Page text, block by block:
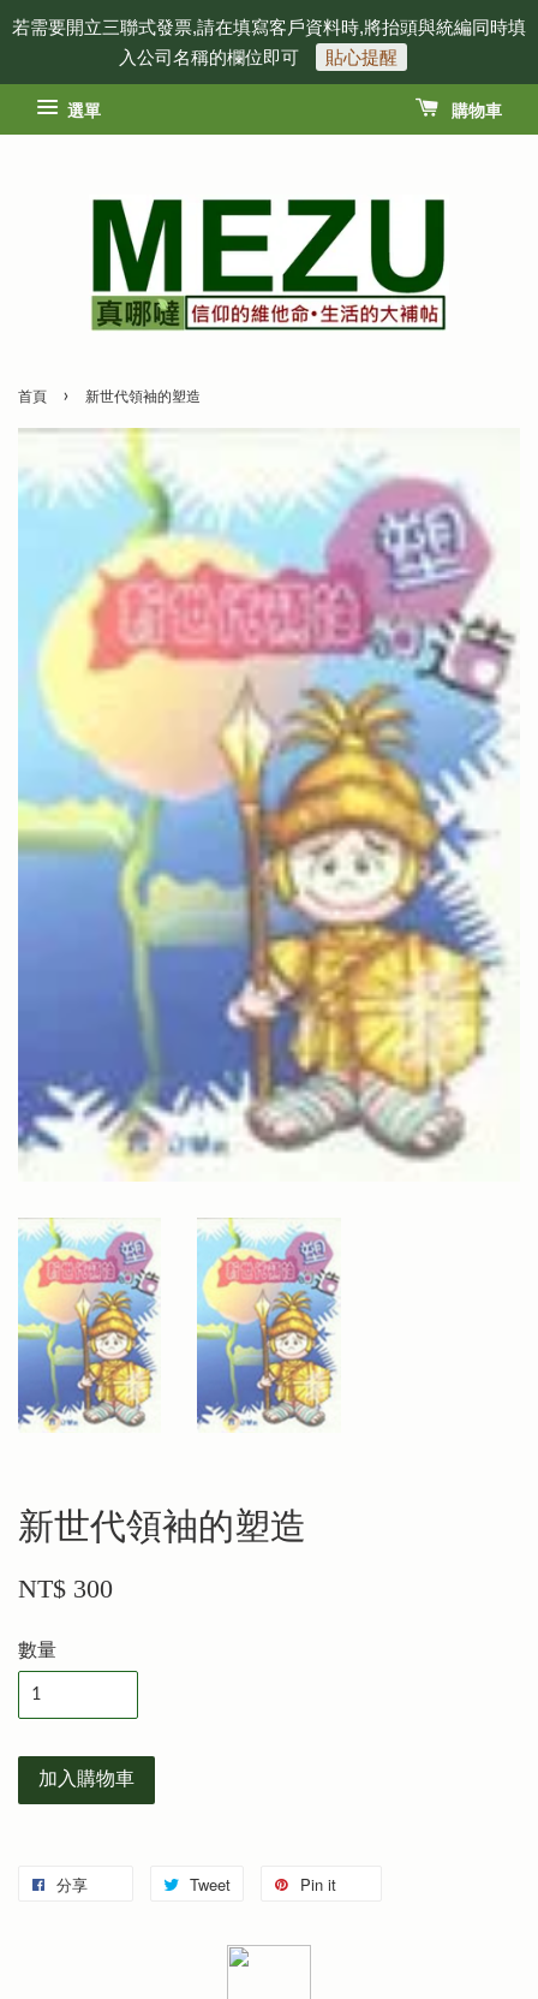
若需要開立三聯式發票,請在填寫客戶資料時,將抬頭與統編同時填
入公司名稱的欄位即可
貼心提醒
選單 購物車
首頁 › 新世代領袖的塑造
新世代領袖的塑造
NT$ 300
數量
加入購物車
分享 Tweet Pin it